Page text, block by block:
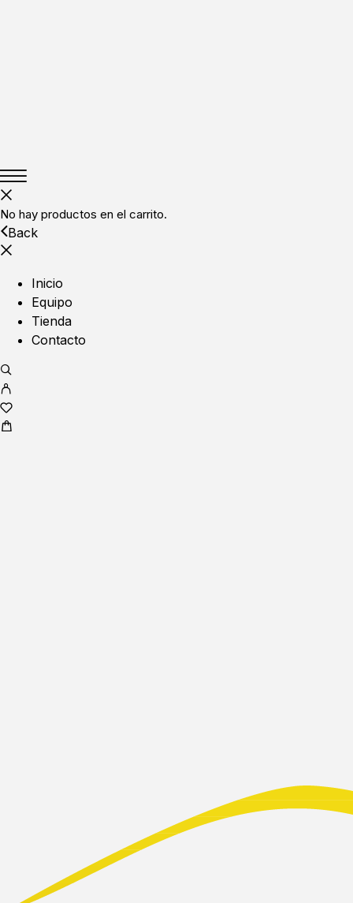
No hay productos en el carrito.
Back
Inicio
Equipo
Tienda
Contacto